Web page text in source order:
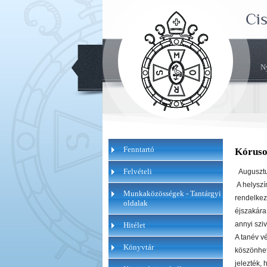
Fenntartó
Felvételi
Munkaközösségek - Tantárgyi
oldalak
Hitélet
Könyvtár
A
annyi
A tanév
jelezték,